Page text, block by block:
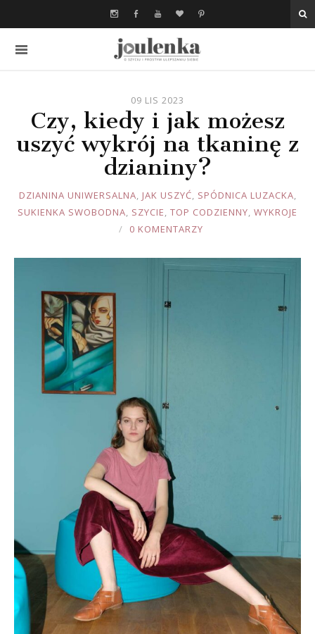
09 LIS 2023
Czy, kiedy i jak możesz
uszyć wykrój na tkaninę z
dzianiny?
JOULE
DZIANINA UNIWERSALNA, JAK USZYĆ, SPÓDNICA LUZACKA,
SUKIENKA SWOBODNA, SZYCIE, TOP CODZIENNY, WYKROJE
0 KOMENTARZY